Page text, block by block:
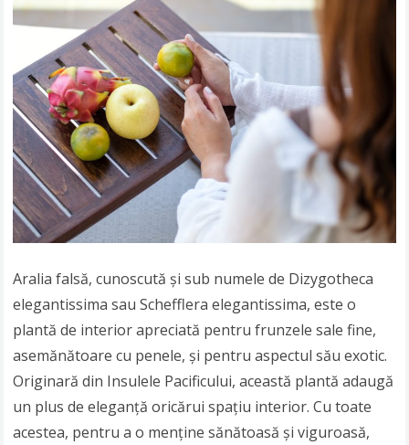
Aralia falsă, cunoscută și sub numele de Dizygotheca
elegantissima sau Schefflera elegantissima, este o
plantă de interior apreciată pentru frunzele sale fine,
asemănătoare cu penele, și pentru aspectul său exotic.
Originară din Insulele Pacificului, această plantă adaugă
un plus de eleganță oricărui spațiu interior. Cu toate
acestea, pentru a o menține sănătoasă și viguroasă,